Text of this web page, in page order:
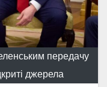
передачу
джерела